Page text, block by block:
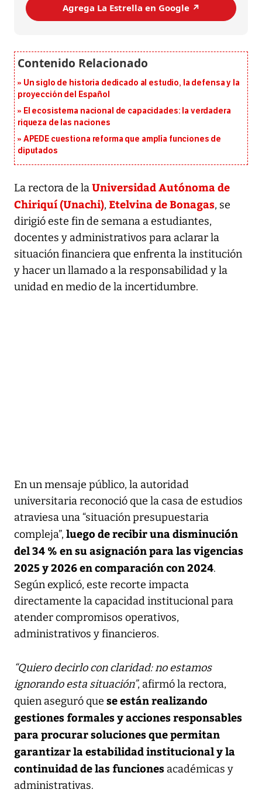
Agrega La Estrella en Google ↗️
Un siglo de historia dedicado al estudio, la defensa y la
proyección del Español
El ecosistema nacional de capacidades: la verdadera
riqueza de las naciones
APEDE cuestiona reforma que amplía funciones de
diputados
La rectora de laUniversidad Autónoma de
Chiriquí (Unachi), Etelvina de Bonagas, se
dirigió este fin de semana a estudiantes,
docentes y administrativos para aclarar la
situación financiera que enfrenta la institución
y hacer un llamado a la responsabilidad y la
unidad en medio de la incertidumbre.
En un mensaje público, la autoridad
universitaria reconoció que la casa de estudios
atraviesa una “situación presupuestaria
compleja”, luego de recibir una disminución
del 34 % en su asignación para las vigencias
2025 y 2026 en comparación con 2024.
Según explicó, este recorte impacta
directamente la capacidad institucional para
atender compromisos operativos,
administrativos y financieros.
“Quiero decirlo con claridad: no estamos
ignorando esta situación”, afirmó la rectora,
quien aseguró que se están realizando
gestiones formales y acciones responsables
para procurar soluciones que permitan
garantizar la estabilidad institucional y la
continuidad de las funciones académicas y
administrativas.